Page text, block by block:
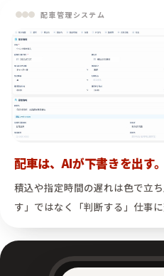
配車管理システム
配車は、AIが下書きを出す。
積込や指定時間の遅れは色で立
す」ではなく「判断する」仕事に